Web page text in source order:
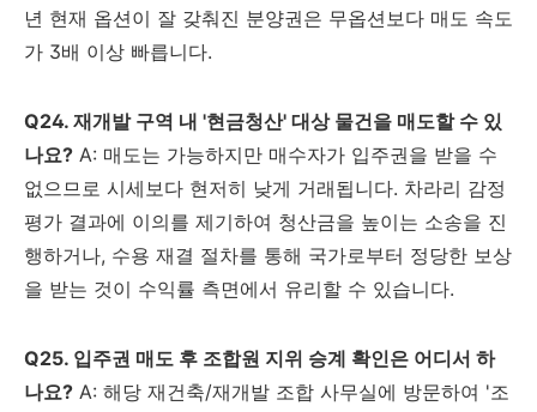
년 현재 옵션이 잘 갖춰진 분양권은 무옵션보다 매도 속도
가 3배 이상 빠릅니다.
Q24. 재개발 구역 내 '현금청산' 대상 물건을 매도할 수 있
나요? A: 매도는 가능하지만 매수자가 입주권을 받을 수
없으므로 시세보다 현저히 낮게 거래됩니다. 차라리 감정
평가 결과에 이의를 제기하여 청산금을 높이는 소송을 진
행하거나, 수용 재결 절차를 통해 국가로부터 정당한 보상
을 받는 것이 수익률 측면에서 유리할 수 있습니다.
Q25. 입주권 매도 후 조합원 지위 승계 확인은 어디서 하
나요? A: 해당 재건축/재개발 조합 사무실에 방문하여 '조